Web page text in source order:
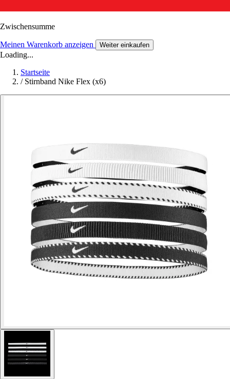
Zwischensumme
Meinen Warenkorb anzeigen Weiter einkaufen
Loading...
Startseite
/ Stirnband Nike Flex (x6)